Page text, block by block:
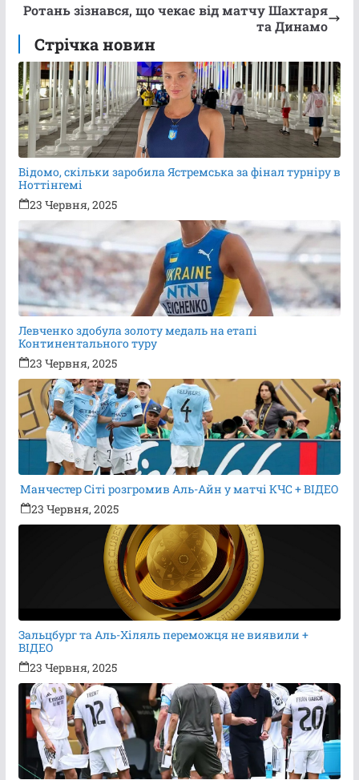
Ротань зізнався, що чекає від матчу Шахтаря
та Динамо
Стрічка новин
Відомо, скільки заробила Ястремська за фінал турніру в
Ноттінгемі
23 Червня, 2025
Левченко здобула золоту медаль на етапі
Континентального туру
23 Червня, 2025
Манчестер Сіті розгромив Аль-Айн у матчі КЧС + ВІДЕО
23 Червня, 2025
Зальцбург та Аль-Хіляль переможця не виявили +
ВІДЕО
23 Червня, 2025